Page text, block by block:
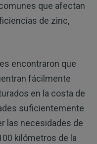
que afectan
de zinc,
encontraron que
fácilmente
en la costa de
suficientemente
las necesidades de
kilómetros de la